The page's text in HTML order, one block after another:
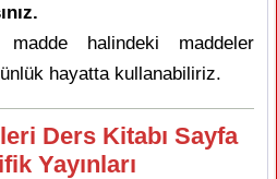
halindeki maddeler
hayatta kullanabiliriz.
Ders Kitabı Sayfa
Yayınları